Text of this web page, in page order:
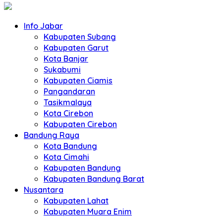
Info Jabar
Kabupaten Subang
Kabupaten Garut
Kota Banjar
Sukabumi
Kabupaten Ciamis
Pangandaran
Tasikmalaya
Kota Cirebon
Kabupaten Cirebon
Bandung Raya
Kota Bandung
Kota Cimahi
Kabupaten Bandung
Kabupaten Bandung Barat
Nusantara
Kabupaten Lahat
Kabupaten Muara Enim